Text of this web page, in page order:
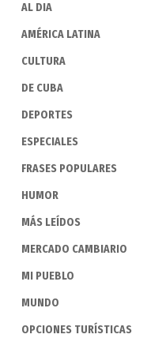
AL DIA
AMÉRICA LATINA
CULTURA
DE CUBA
DEPORTES
ESPECIALES
FRASES POPULARES
HUMOR
MÁS LEÍDOS
MERCADO CAMBIARIO
MI PUEBLO
MUNDO
OPCIONES TURÍSTICAS